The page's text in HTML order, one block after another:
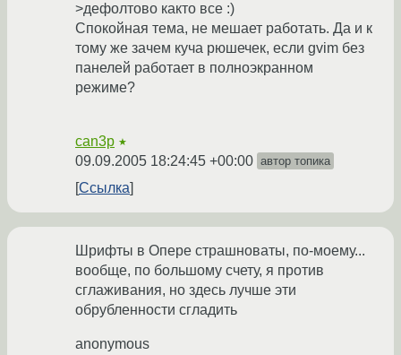
>дефолтово както все :)
Спокойная тема, не мешает работать. Да и к
тому же зачем куча рюшечек, если gvim без
панелей работает в полноэкранном
режиме?
can3p ★
09.09.2005 18:24:45 +00:00 автор топика
Ссылка
Шрифты в Опере страшноваты, по-моему...
вообще, по большому счету, я против
сглаживания, но здесь лучше эти
обрубленности сгладить
anonymous